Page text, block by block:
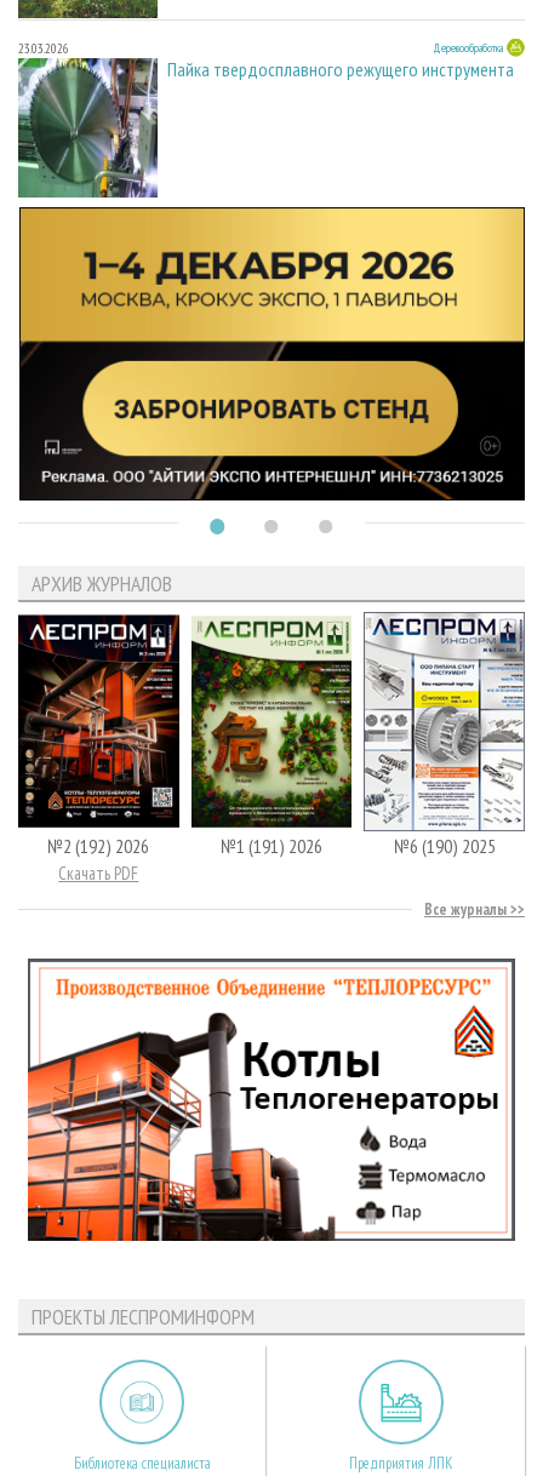
23.03.2026 Деревообработка
Пайка твердосплавного режущего инструмента
АРХИВ ЖУРНАЛОВ
№2 (192) 2026
Скачать PDF
№1 (191) 2026 №6 (190) 2025
Все журналы
ПРОЕКТЫ ЛЕСПРОМИНФОРМ
Библиотека специалиста Предприятия ЛПК